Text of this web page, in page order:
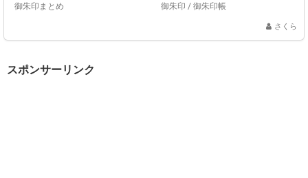
御朱印まとめ 御朱印 / 御朱印帳
さくら
スポンサーリンク